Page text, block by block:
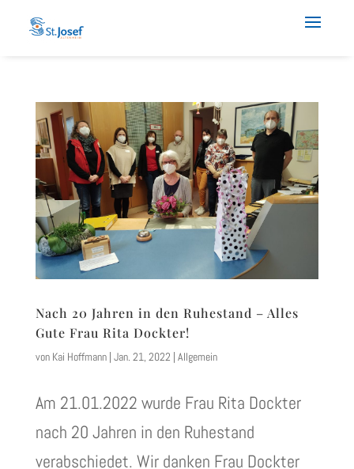
Nach 20 Jahren in den Ruhestand – Alles
Gute Frau Rita Dockter!
von Kai Hoffmann| Jan. 21, 2022 | Allgemein
Am 21.01.2022 wurde Frau Rita Dockter
nach 20 Jahren in den Ruhestand
verabschiedet. Wir danken Frau Dockter